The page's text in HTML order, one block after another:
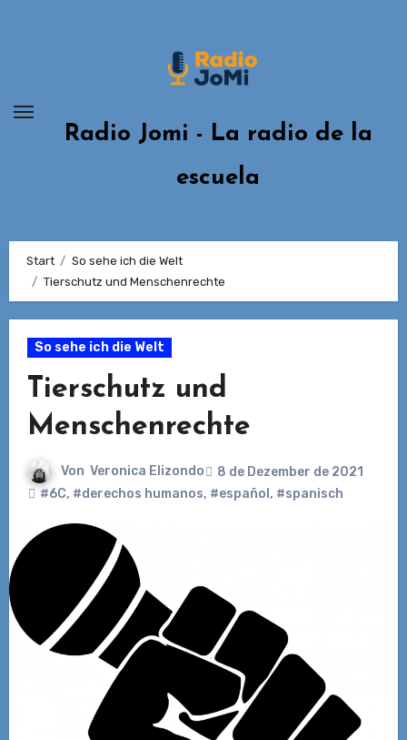
Radio Jomi - La radio de la
escuela
Start
So sehe ich die Welt
Tierschutz und Menschenrechte
So sehe ich die Welt
Tierschutz und
Menschenrechte
Von Veronica Elizondo
8 de Dezember de 2021
#6C, #derechos humanos, #español , #spanisch